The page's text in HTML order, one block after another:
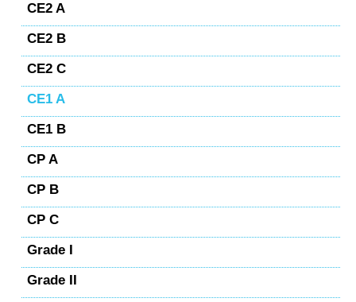
CE2 A
CE2 B
CE2 C
CE1 A
CE1 B
CP A
CP B
CP C
Grade I
Grade II